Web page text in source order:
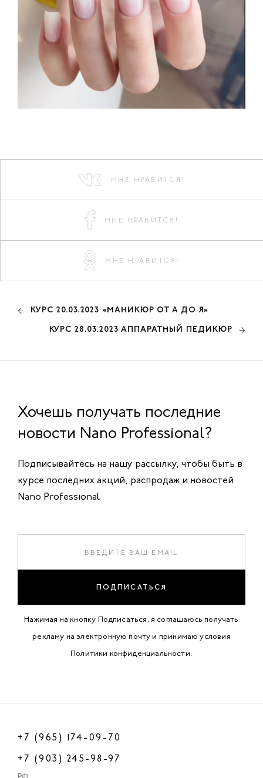
МНЕ НРАВИТСЯ!
МНЕ НРАВИТСЯ!
МНЕ НРАВИТСЯ!
КУРС 20.03.2023 «МАНИКЮР ОТ А ДО Я»
КУРС 28.03.2023 АППАРАТНЫЙ ПЕДИКЮР
Хочешь получать последние
новости Nano Professional?
Подписывайтесь на нашу рассылку, чтобы быть в
курсе последних акций, распродаж и новостей
Nano Professional
ПОДПИСАТЬСЯ
Нажимая на кнопку Подписаться, я соглашаюсь получать
рекламу на электронную почту и принимаю условия
Политики конфиденциальности.
+7 (965) 174-09-70
+7 (903) 245-98-97